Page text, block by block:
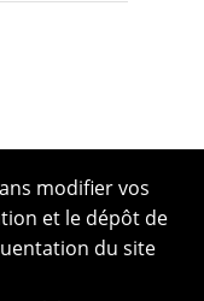
modifier vos
et le dépôt de
du site